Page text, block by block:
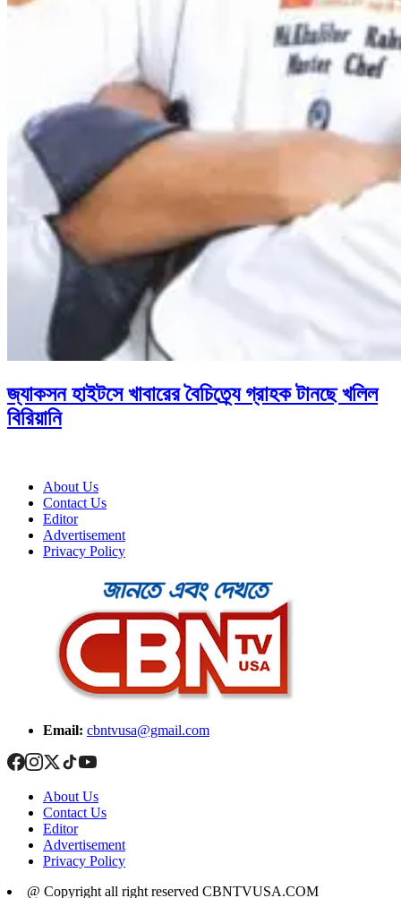
জ্যাকসন হাইটসে খাবারের বৈচিত্র্যে গ্রাহক টানছে খলিল
বিরিয়ানি
About Us
Contact Us
Editor
Advertisement
Privacy Policy
Email: cbntvusa@gmail.com
About Us
Contact Us
Editor
Advertisement
Privacy Policy
@ Copyright all right reserved CBNTVUSA.COM